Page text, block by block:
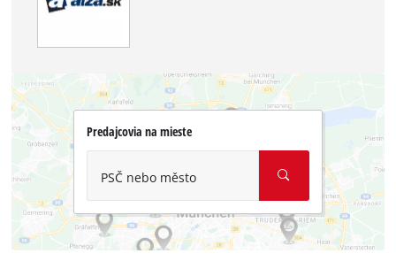
Predajcovia na mieste
PSČ nebo město